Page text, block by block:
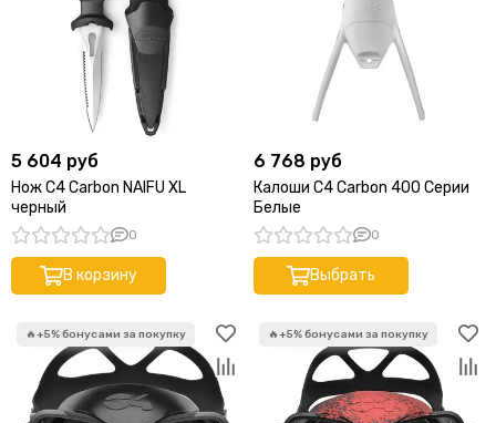
5 604 руб
Нож C4 Carbon NAIFU XL
черный
0
В корзину
6 768 руб
Калоши C4 Carbon 400 Серии
Белые
0
Выбрать